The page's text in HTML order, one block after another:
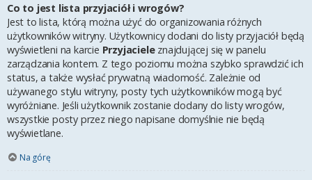
Co to jest lista przyjaciół i wrogów?
Jest to lista, którą można użyć do organizowania różnych
użytkowników witryny. Użytkownicy dodani do listy przyjaciół będą
wyświetleni na karcie Przyjacieleznajdującej się w panelu
zarządzania kontem. Z tego poziomu można szybko sprawdzić ich
status, a także wysłać prywatną wiadomość. Zależnie od
używanego stylu witryny, posty tych użytkowników mogą być
wyróżniane. Jeśli użytkownik zostanie dodany do listy wrogów,
wszystkie posty przez niego napisane domyślnie nie będą
wyświetlane.
Na górę